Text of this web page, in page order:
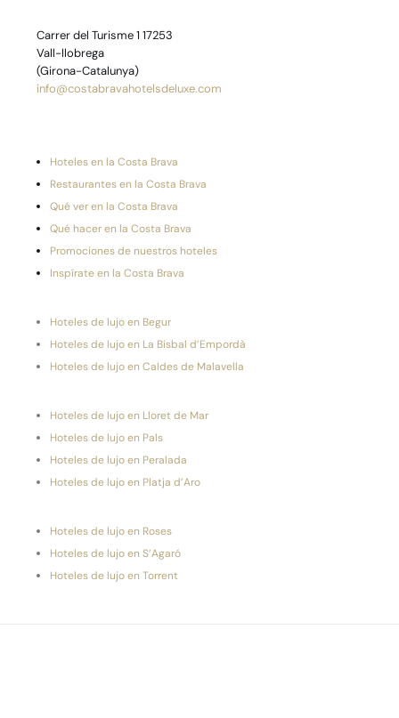
Carrer del Turisme 1 17253
Vall-llobrega
(Girona-Catalunya)
info@costabravahotelsdeluxe.com
Hoteles en la Costa Brava
Restaurantes en la Costa Brava
Qué ver en la Costa Brava
Qué hacer en la Costa Brava
Promociones de nuestros hoteles
Inspírate en la Costa Brava
Hoteles de lujo en Begur
Hoteles de lujo en La Bisbal d’Empordà
Hoteles de lujo en Caldes de Malavella
Hoteles de lujo en Lloret de Mar
Hoteles de lujo en Pals
Hoteles de lujo en Peralada
Hoteles de lujo en Platja d’Aro
Hoteles de lujo en Roses
Hoteles de lujo en S’Agaró
Hoteles de lujo en Torrent